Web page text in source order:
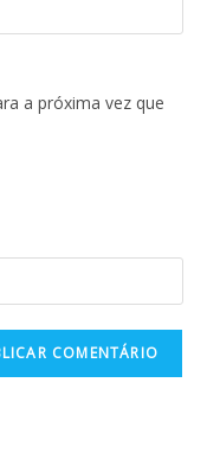
a próxima vez que